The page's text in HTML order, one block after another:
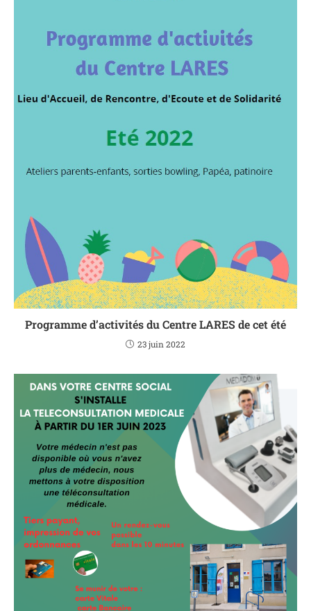
Programme d’activités du Centre LARES de cet été
23 juin 2022